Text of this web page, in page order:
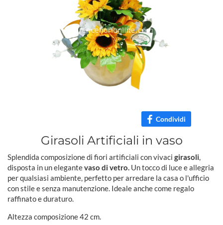
Condividi
Girasoli Artificiali in vaso
Splendida composizione di fiori artificiali con vivaci girasoli
disposta in un elegantevaso di vetro. Un tocco di luce e allegria
per qualsiasi ambiente, perfetto per arredare la casa o l'ufficio
con stile e senza manutenzione. Ideale anche come regalo
raffinato e duraturo.
Altezza composizione 42 cm.